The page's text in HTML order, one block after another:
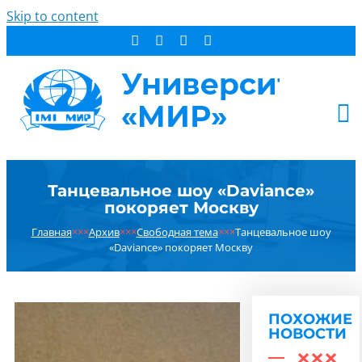
Skip to content
СТУДЕНТУ
ОБ УНИВЕРСИТЕТЕ
НОВОСТИ
Танцевальное шоу «Daviance»
покоряет Москву
Главная×××Архив×××Свободная тема×××Танцевальное шоу
«Daviance» покоряет Москву
ПОХОЖИЕ
НОВОСТИ